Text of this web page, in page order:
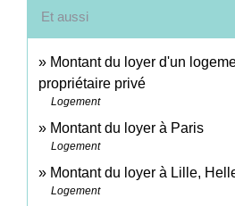
Et aussi
Montant du loyer d'un
propriétaire privé
Logement
Montant du loyer à Paris
Logement
Montant du loyer à Lille,
Logement